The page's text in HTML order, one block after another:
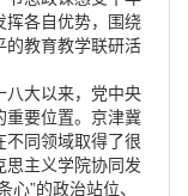
挥各自优势，围绕
的教育教学联研活
八大以来，党中央
重要位置。京津冀
同领域取得了很
主义学院协同发
”的政治站位、